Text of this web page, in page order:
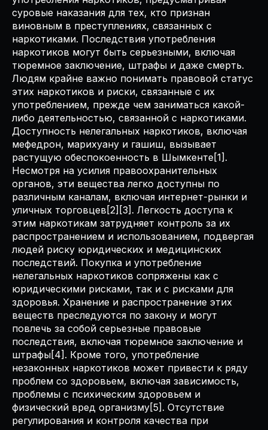
суровые наказания для тех, кто признан
виновным в преступлениях, связанных с
наркотиками. Последствия употребления
наркотиков могут быть серьезными, включая
тюремное заключение, штрафы и даже смерть.
Людям крайне важно понимать правовой статус
этих наркотиков и риски, связанные с их
употреблением, прежде чем заниматься какой-
либо деятельностью, связанной с наркотиками.
Доступность нелегальных наркотиков, включая
мефедрон, марихуану и гашиш, вызывает
растущую обеспокоенность в Шымкенте[1].
Несмотря на усилия правоохранительных
органов, эти вещества легко доступны по
различным каналам, включая интернет-рынки и
уличных торговцев[2][3]. Легкость доступа к
этим наркотикам затрудняет контроль за их
распространением и использованием, подвергая
людей риску юридических и медицинских
последствий. Покупка и употребление
нелегальных наркотиков сопряжены как с
юридическими рисками, так и с рисками для
здоровья. Хранение и распространение этих
веществ преследуются по закону и могут
повлечь за собой серьезные правовые
последствия, включая тюремное заключение и
штрафы[4]. Кроме того, употребление
незаконных наркотиков может привести к ряду
проблем со здоровьем, включая зависимость,
проблемы с психическим здоровьем и
физический вред организму[5]. Отсутствие
регулирования и контроля качества при